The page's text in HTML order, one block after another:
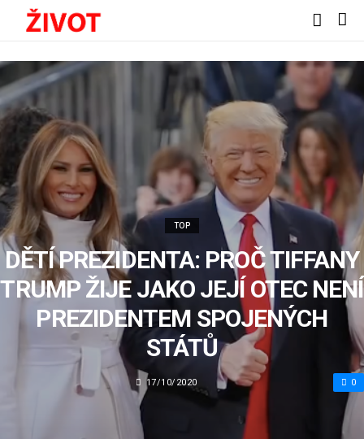
TOP
DĚTÍ PREZIDENTA: PROČ TIFFANY
TRUMP ŽIJE JAKO JEJÍ OTEC NENÍ
PREZIDENTEM SPOJENÝCH
STÁTŮ
17/10/2020 0